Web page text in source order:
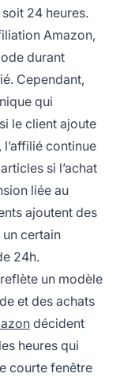
24 heures.
Amazon,
durant
Cependant,
qui
le client ajoute
continue
si l’achat
liée au
ajoutent des
certain
24h.
un modèle
et des achats
décident
heures qui
courte fenêtre